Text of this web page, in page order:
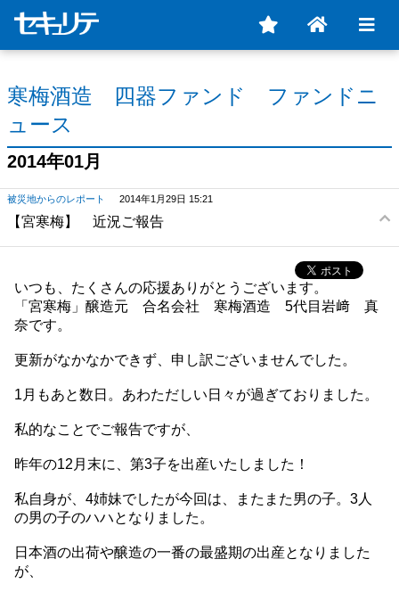
寒梅酒造 四器ファンド ファンドニ
ュース
2014年01月
被災地からのレポート 2014年1月29日 15:21
【宮寒梅】 近況ご報告
いつも、たくさんの応援ありがとうございます。
「宮寒梅」醸造元 合名会社 寒梅酒造 5代目岩﨑 真
奈です。
更新がなかなかできず、申し訳ございませんでした。
1月もあと数日。あわただしい日々が過ぎておりました。
私的なことでご報告ですが、
昨年の12月末に、第3子を出産いたしました！
私自身が、4姉妹でしたが今回は、またまた男の子。3人
の男の子のハハとなりました。
日本酒の出荷や醸造の一番の最盛期の出産となりました
が、